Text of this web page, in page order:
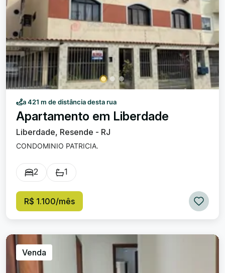
a 421 m de distância desta rua
Apartamento em Liberdade
Liberdade, Resende - RJ
CONDOMINIO PATRICIA.
2 1
R$ 1.100/mês
Venda